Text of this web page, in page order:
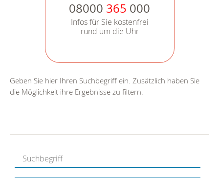
08000 365 000
Infos für Sie kostenfrei
rund um die Uhr
Geben Sie hier Ihren Suchbegriff ein. Zusätzlich haben Sie
die Möglichkeit ihre Ergebnisse zu filtern.